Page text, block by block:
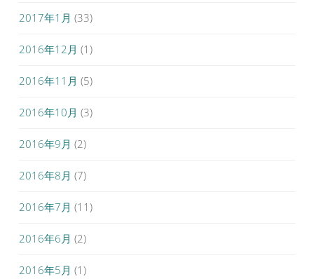
2017年1月 (33)
2016年12月 (1)
2016年11月 (5)
2016年10月 (3)
2016年9月 (2)
2016年8月 (7)
2016年7月 (11)
2016年6月 (2)
2016年5月 (1)